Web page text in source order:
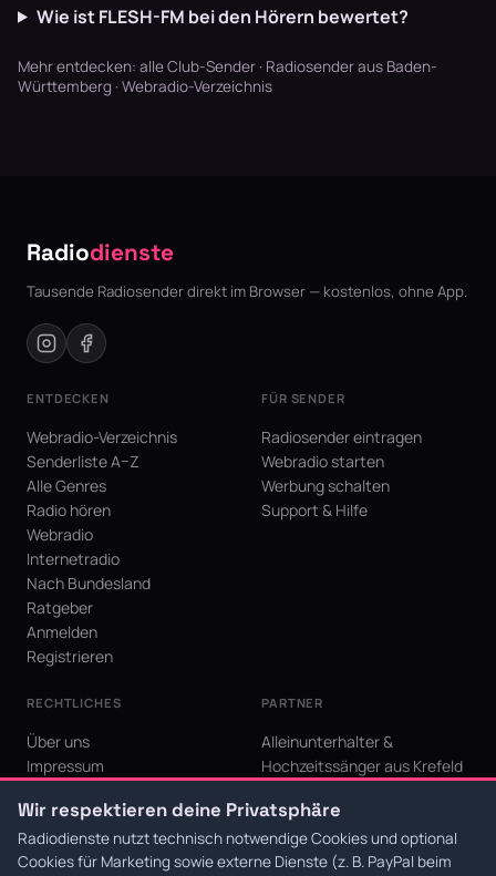
Wie ist FLESH-FM bei den Hörern bewertet?
Mehr entdecken: alle Club-Sender · Radiosender aus Baden-
Württemberg · Webradio-Verzeichnis
Radiodienste
Tausende Radiosender direkt im Browser — kostenlos, ohne App.
ENTDECKEN
Webradio-Verzeichnis
Senderliste A–Z
Alle Genres
Radio hören
Webradio
Internetradio
Nach Bundesland
Ratgeber
Anmelden
Registrieren
FÜR SENDER
Radiosender eintragen
Webradio starten
Werbung schalten
Support & Hilfe
RECHTLICHES
Über uns
Impressum
AGB
Cookie-Einstellungen
PARTNER
Alleinunterhalter &
Hochzeitssänger aus Krefeld
Krefeld für den Niederrhein
Wir respektieren deine Privatsphäre
Radiodienste nutzt technisch notwendige Cookies und optional
Cookies für Marketing sowie externe Dienste (z. B. PayPal beim